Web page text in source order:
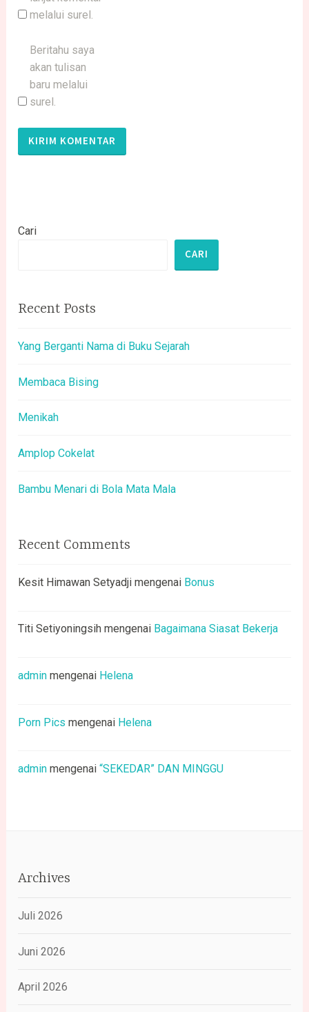
melalui surel.
Beritahu saya
akan tulisan
baru melalui
surel.
Cari
CARI
Recent Posts
Yang Berganti Nama di Buku Sejarah
Membaca Bising
Menikah
Amplop Cokelat
Bambu Menari di Bola Mata Mala
Recent Comments
Kesit Himawan Setyadji mengenai Bonus
Titi Setiyoningsih mengenai Bagaimana Siasat Bekerja
admin mengenai Helena
Porn Pics mengenai Helena
admin mengenai“SEKEDAR” DAN MINGGU
Archives
Juli 2026
Juni 2026
April 2026